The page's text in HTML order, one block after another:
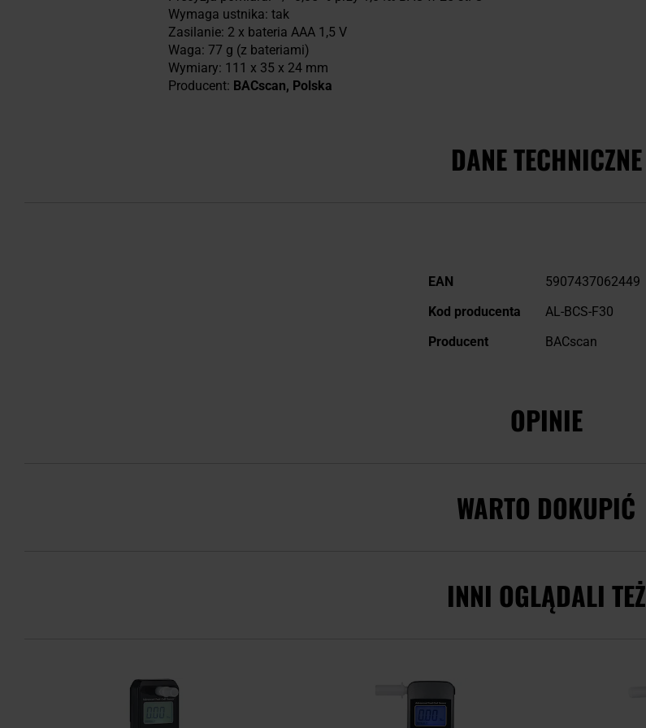
Wymaga ustnika: tak
Zasilanie: 2 x bateria AAA 1,5 V
Waga: 77 g (z bateriami)
Wymiary: 111 x 35 x 24 mm
Producent: BACscan, Polska
DANE TECHNICZNE
Więcej
EAN
5907437062449
Kod producenta
AL-BCS-F30
Producent
BACscan
OPINIE
WARTO DOKUPIĆ
INNI OGLĄDALI TEŻ